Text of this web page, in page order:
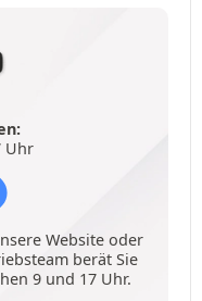
Uhr
Website oder
berät Sie
9 und 17 Uhr.